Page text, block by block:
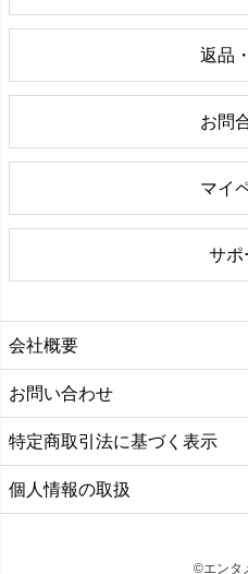
返品
お問
マイ
サポ
会社概要
お問い合わせ
特定商取引法に基づく表示
個人情報の取扱
©エンタ